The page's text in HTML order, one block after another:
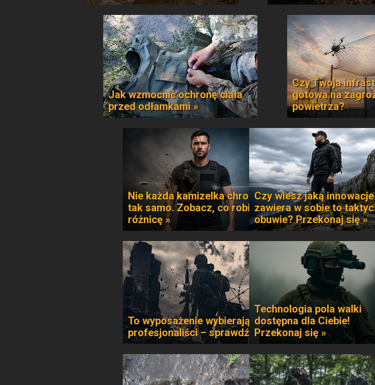
Jak wzmocnić ochronę ciała
przed odłamkami »
Czy Twoja
gotowa na
powietrza?
Nie każda kamizelka chroni
tak samo. Zobacz, co robi
różnicę »
Czy wiesz jaką innowacje
zawiera w sobie to
obuwie? Przekonaj się »
To wyposażenie wybierają
profesjonaliści – sprawdź »
Technologia pola walki
dostępna dla Ciebie!
Przekonaj się »